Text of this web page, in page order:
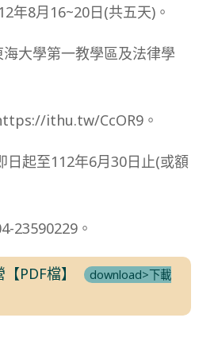
年8月16~20日(共五天)。
大學第一教學區及法律學
ithu.tw/CcOR9。
日起至112年6月30日止(或額
23590229。
PDF檔】
download>下載